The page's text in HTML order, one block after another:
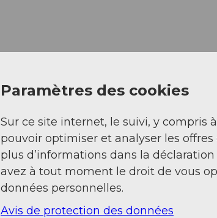
Paramètres des cookies
Sur ce site internet, le suivi, y compris
pouvoir optimiser et analyser les
plus d’informations dans la
avez à tout moment le droit de vous
données personnelles.
Avis de protection des données